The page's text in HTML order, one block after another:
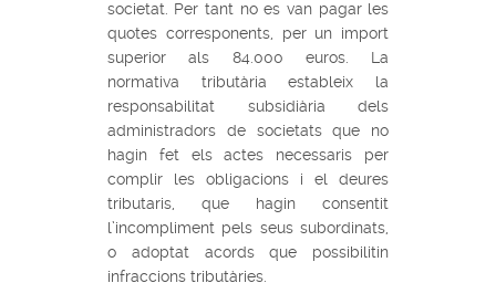
societat. Per tant no es van pagar les
quotes corresponents, per un import
superior als 84.000 euros. La
normativa tributària estableix la
responsabilitat subsidiària dels
administradors de societats que no
hagin fet els actes necessaris per
complir les obligacions i el deures
tributaris, que hagin consentit
l’incompliment pels seus subordinats,
o adoptat acords que possibilitin
infraccions tributàries.